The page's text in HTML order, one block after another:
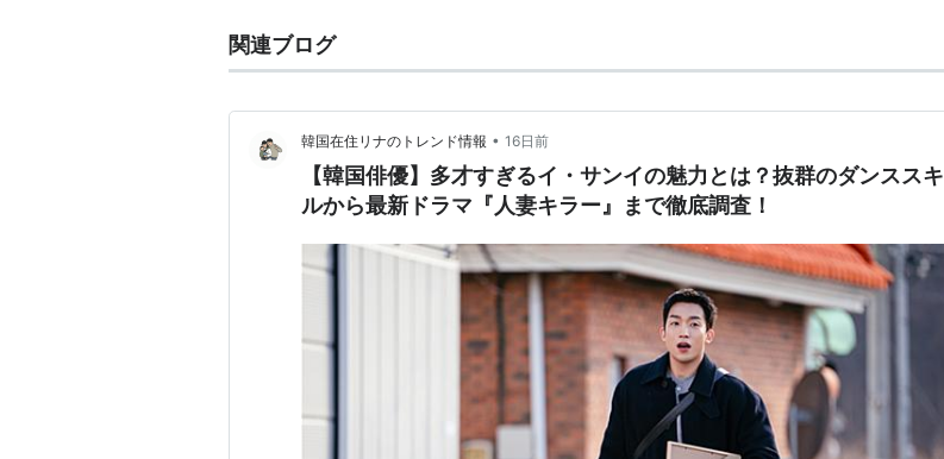
関連ブログ
韓国在住リナのトレンド情報 • 16日前
【韓国俳優】多才すぎるイ・サンイの魅力とは？抜群のダンススキ
ルから最新ドラマ『人妻キラー』まで徹底調査！